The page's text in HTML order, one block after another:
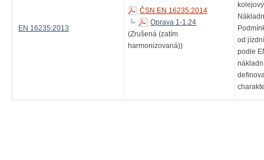
EN 16235:2013
ČSN EN 16235:2014
Oprava 1-1.24
(Zrušená (zatím
harmonizovaná))
od
podle